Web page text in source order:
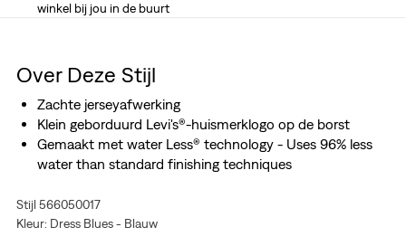
winkel bij jou in de buurt
Over Deze Stijl
Zachte jerseyafwerking
Klein geborduurd Levi's®-huismerklogo op de borst
Gemaakt met water Less® technology - Uses 96% less
water than standard finishing techniques
Stijl 566050017
Kleur: Dress Blues - Blauw